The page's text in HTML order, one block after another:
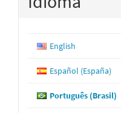
English
Español (España)
Português (Brasil)